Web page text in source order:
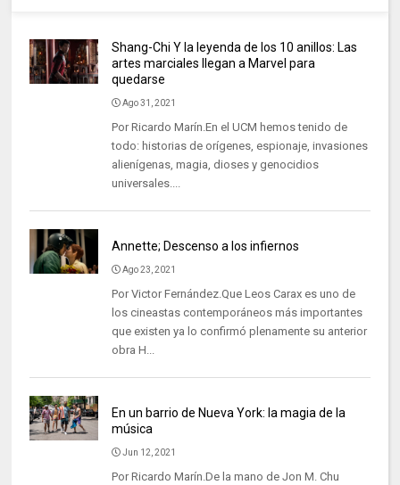
Shang-Chi Y la leyenda de los 10 anillos: Las
artes marciales llegan a Marvel para
quedarse
Ago 31, 2021
Por Ricardo Marín.En el UCM hemos tenido de
todo: historias de orígenes, espionaje, invasiones
alienígenas, magia, dioses y genocidios
universales....
Annette; Descenso a los infiernos
Ago 23, 2021
Por Victor Fernández.Que Leos Carax es uno de
los cineastas contemporáneos más importantes
que existen ya lo confirmó plenamente su anterior
obra H...
En un barrio de Nueva York: la magia de la
música
Jun 12, 2021
Por Ricardo Marín.De la mano de Jon M. Chu